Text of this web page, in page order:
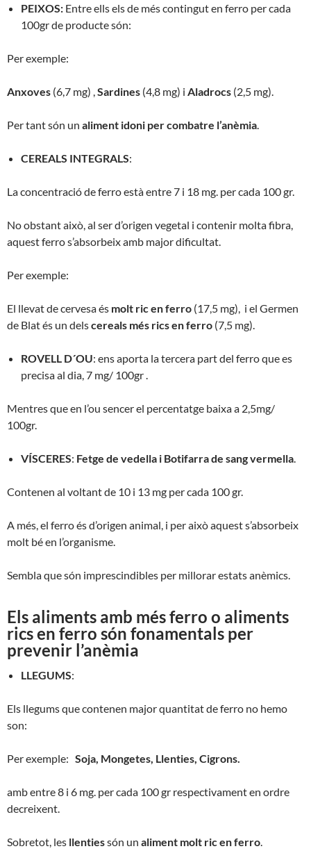
PEIXOS: Entre ells els de més contingut en ferro per cada
100gr de producte són:
Per exemple:
Anxoves (6,7 mg) , Sardines (4,8 mg) i Aladrocs (2,5 mg).
Per tant són un aliment idoni per combatre l’anèmia
CEREALS INTEGRALS:
La concentració de ferro està entre 7 i 18 mg. per cada 100 gr.
No obstant això, al ser d’origen vegetal i contenir molta fibra,
aquest ferro s’absorbeix amb major dificultat.
Per exemple:
El llevat de cervesa és molt ric en ferro (17,5 mg), i el Germen
de Blat és un delscereals més rics en ferro (7,5 mg).
ROVELL D´OU: ens aporta la tercera part del ferro que es
precisa al dia, 7 mg/ 100gr .
Mentres que en l’ou sencer el percentatge baixa a 2,5mg/
100gr.
VÍSCERES: Fetge de vedella i Botifarra de sang vermella
Contenen al voltant de 10 i 13 mg per cada 100 gr.
A més, el ferro és d’origen animal, i per això aquest s’absorbeix
molt bé en l’organisme.
Sembla que són imprescindibles per millorar estats anèmics.
Els aliments amb més ferro o aliments
rics en ferro són fonamentals per
prevenir l’anèmia
LLEGUMS:
Els llegums que contenen major quantitat de ferro no hemo
son:
Per exemple: Soja, Mongetes, Llenties, Cigrons.
amb entre 8 i 6 mg. per cada 100 gr respectivament en ordre
decreixent.
Sobretot, les llentiessón un aliment molt ric en ferro